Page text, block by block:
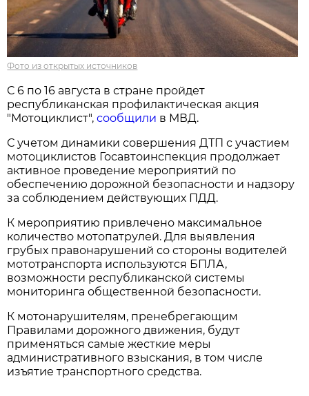
Фото из открытых источников
С 6 по 16 августа в стране пройдет
республиканская профилактическая акция
"Мотоциклист",сообщили в МВД.
С учетом динамики совершения ДТП с участием
мотоциклистов Госавтоинспекция продолжает
активное проведение мероприятий по
обеспечению дорожной безопасности и надзору
за соблюдением действующих ПДД.
К мероприятию привлечено максимальное
количество мотопатрулей. Для выявления
грубых правонарушений со стороны водителей
мототранспорта используются БПЛА,
возможности республиканской системы
мониторинга общественной безопасности.
К мотонарушителям, пренебрегающим
Правилами дорожного движения, будут
применяться самые жесткие меры
административного взыскания, в том числе
изъятие транспортного средства.